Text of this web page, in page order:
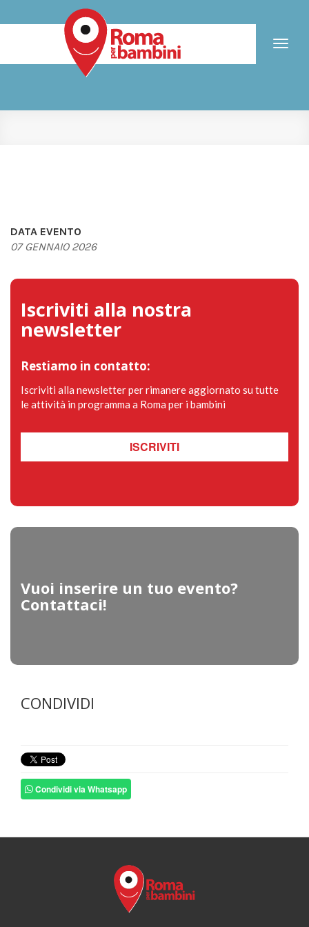
Toggle
DATA EVENTO
07 GENNAIO 2026
Iscriviti alla nostra
newsletter
Restiamo in contatto:
Iscriviti alla newsletter per rimanere aggiornato su tutte
le attività in programma a Roma per i bambini
ISCRIVITI
Vuoi inserire un tuo evento?
Contattaci!
CONDIVIDI
Condividi via Whatsapp